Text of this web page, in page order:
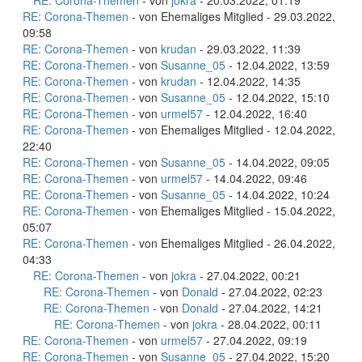
RE: Corona-Themen - von Ehemaliges Mitglied - 29.03.2022,
09:58
RE: Corona-Themen - von krudan - 29.03.2022, 11:39
RE: Corona-Themen - von Susanne_05 - 12.04.2022, 13:59
RE: Corona-Themen - von krudan - 12.04.2022, 14:35
RE: Corona-Themen - von Susanne_05 - 12.04.2022, 15:10
RE: Corona-Themen - von urmel57 - 12.04.2022, 16:40
RE: Corona-Themen - von Ehemaliges Mitglied - 12.04.2022,
22:40
RE: Corona-Themen - von Susanne_05 - 14.04.2022, 09:05
RE: Corona-Themen - von urmel57 - 14.04.2022, 09:46
RE: Corona-Themen - von Susanne_05 - 14.04.2022, 10:24
RE: Corona-Themen - von Ehemaliges Mitglied - 15.04.2022,
05:07
RE: Corona-Themen - von Ehemaliges Mitglied - 26.04.2022,
04:33
RE: Corona-Themen - von jokra - 27.04.2022, 00:21
RE: Corona-Themen - von Donald - 27.04.2022, 02:23
RE: Corona-Themen - von Donald - 27.04.2022, 14:21
RE: Corona-Themen - von jokra - 28.04.2022, 00:11
RE: Corona-Themen - von urmel57 - 27.04.2022, 09:19
RE: Corona-Themen - von Susanne_05 - 27.04.2022, 15:20